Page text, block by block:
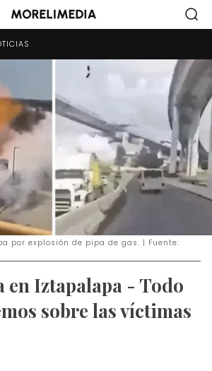
por explosión de pipa de gas. | Fuente:
en Iztapalapa - Todo
sobre las víctimas